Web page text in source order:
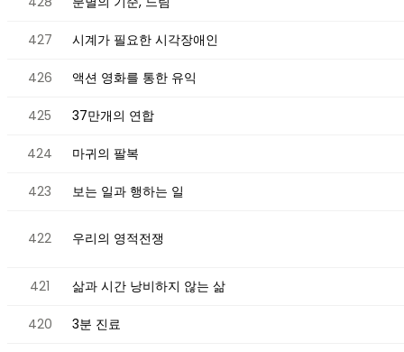
427 시계가 필요한 시각장애인
426 액션 영화를 통한 유익
425 37만개의 연합
424 마귀의 팔복
423 보는 일과 행하는 일
422 우리의 영적전쟁
421 삶과 시간 낭비하지 않는 삶
420 3분 진료